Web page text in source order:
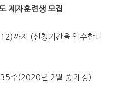
제자훈련생 모집
까지 (신청기간을 엄수합니
주(2020년 2월 중 개강)